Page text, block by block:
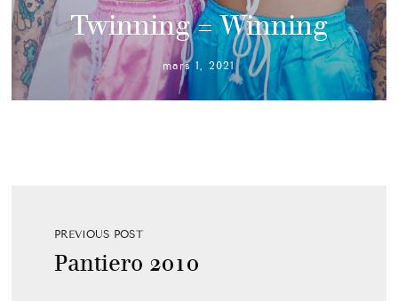
Twinning = Winning
mars 1, 2021
PREVIOUS POST
Pantiero 2010